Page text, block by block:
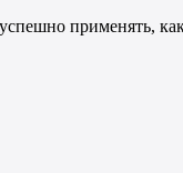
применять,